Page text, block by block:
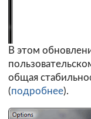
В этом
общая
(подробнее).